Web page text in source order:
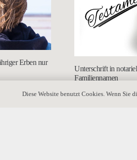
Erben nur
Unterschrift in
Familiennamen
Diese Website benutzt Cookies. Wenn Sie